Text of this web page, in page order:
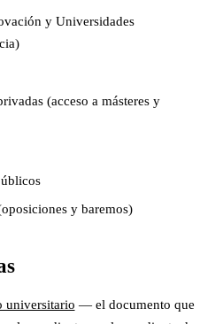
y Universidades
(acceso a másteres y
y baremos)
universitario — el documento que